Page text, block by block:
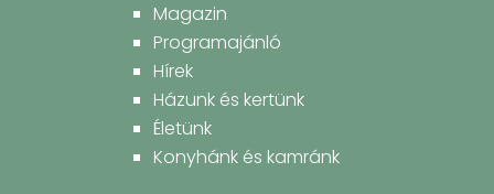
Magazin
Programajánló
Hírek
Házunk és kertünk
Életünk
Konyhánk és kamránk